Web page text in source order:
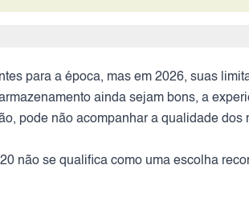
para a época, mas em 2026, suas
ainda sejam bons, a
pode não acompanhar a qualidade dos
não se qualifica como uma escolha